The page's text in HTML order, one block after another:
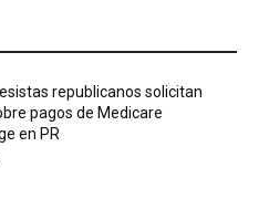
republicanos solicitan
pagos de Medicare
en PR